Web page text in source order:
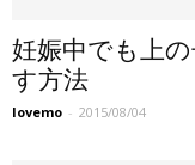
妊娠中でも上
す方法
lovemo - 2015/08/04